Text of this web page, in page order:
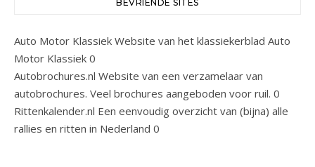
BEVRIENDE SITES
Auto Motor Klassiek Website van het klassiekerblad Auto
Motor Klassiek 0
Autobrochures.nl Website van een verzamelaar van
autobrochures. Veel brochures aangeboden voor ruil. 0
Rittenkalender.nl Een eenvoudig overzicht van (bijna) alle
rallies en ritten in Nederland 0